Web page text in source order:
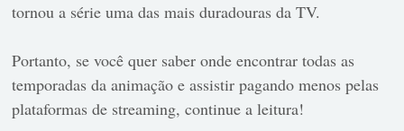
tornou a série uma das mais duradouras da TV.
Portanto, se você quer saber onde encontrar todas as
temporadas da animação e assistir pagando menos pelas
plataformas de streaming, continue a leitura!